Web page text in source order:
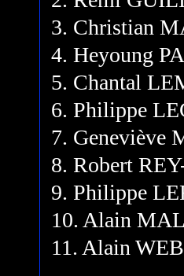
3. Christian
4. Heyoung
5. Chantal
6. Philippe
7. Geneviève
8. Robert
9. Philippe
10. Alain
11. Alain